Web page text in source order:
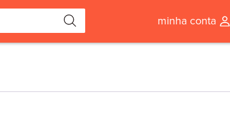
minha conta